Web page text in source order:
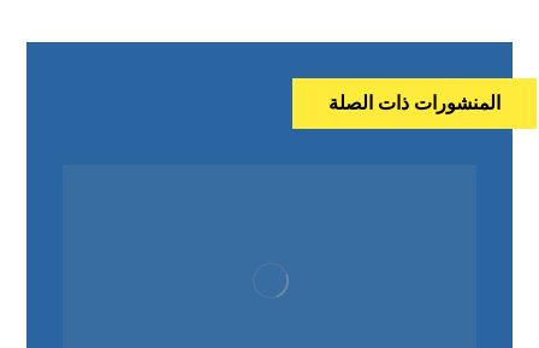
المنشورات ذات الصلة